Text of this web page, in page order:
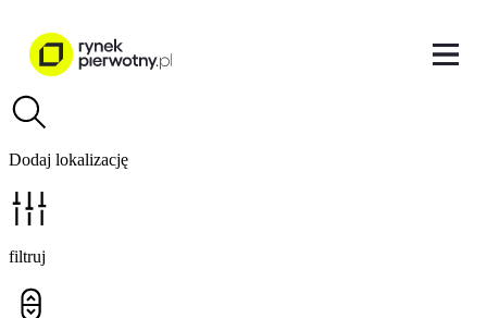
Dodaj lokalizację
filtruj